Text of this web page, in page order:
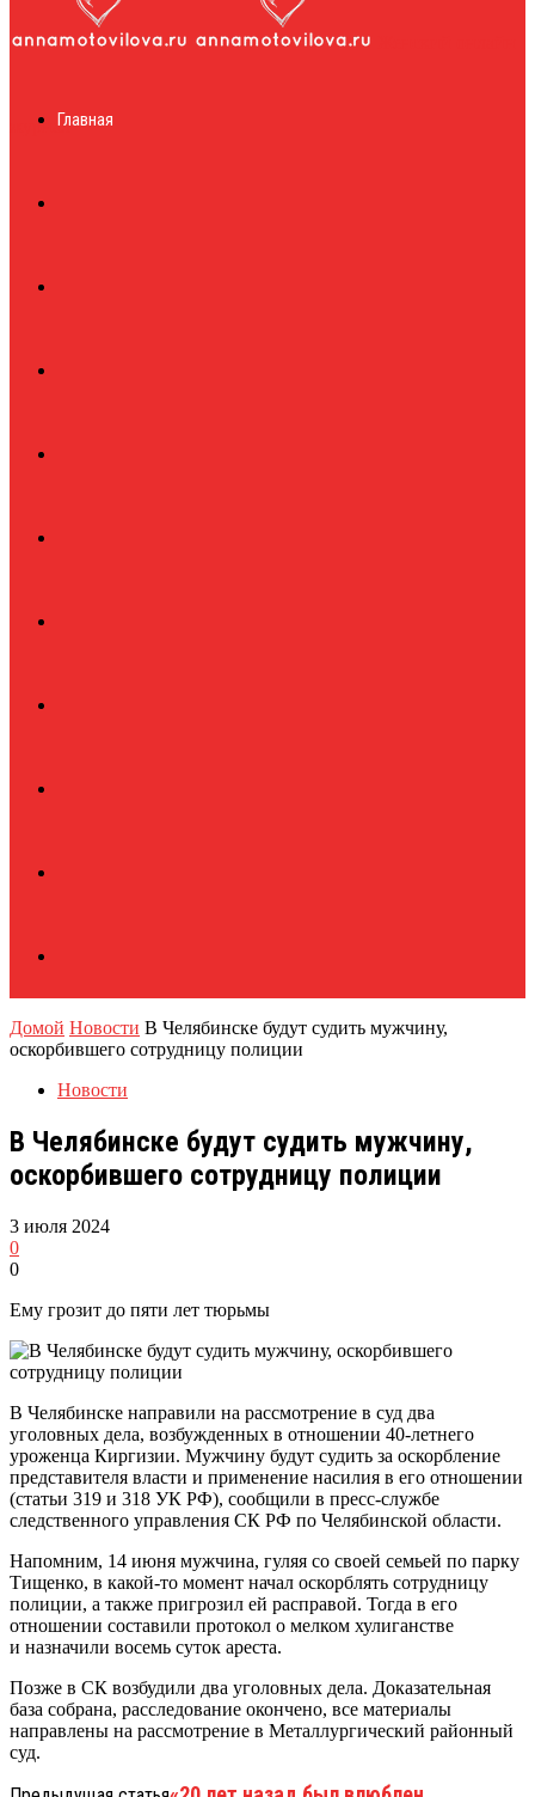
журналГлавная
Домой Новости В Челябинске будут судить мужчину,
оскорбившего сотрудницу полиции
Новости
В Челябинске будут судить мужчину,
оскорбившего сотрудницу полиции
3 июля 2024
0
0
Ему грозит до пяти лет тюрьмы
В Челябинске направили на рассмотрение в суд два
уголовных дела, возбужденных в отношении 40-летнего
уроженца Киргизии. Мужчину будут судить за оскорбление
представителя власти и применение насилия в его отношении
(статьи 319 и 318 УК РФ), сообщили в пресс-службе
следственного управления СК РФ по Челябинской области.
Напомним, 14 июня мужчина, гуляя со своей семьей по парку
Тищенко, в какой-то момент начал оскорблять сотрудницу
полиции, а также пригрозил ей расправой. Тогда в его
отношении составили протокол о мелком хулиганстве
и назначили восемь суток ареста.
Позже в СК возбудили два уголовных дела. Доказательная
база собрана, расследование окончено, все материалы
направлены на рассмотрение в Металлургический районный
суд.